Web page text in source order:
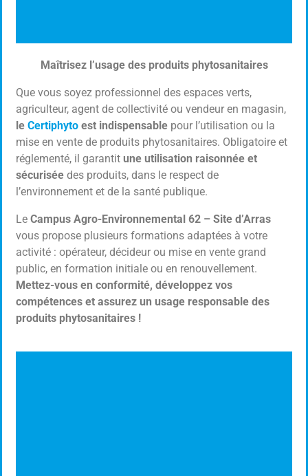
Certiphyto
Utilisation des produits Phytosanitaires
Cliquer ici
Maîtrisez l’usage des produits phytosanitaires
Que vous soyez professionnel des espaces verts,
agriculteur, agent de collectivité ou vendeur en magasin,
le Certiphyto est indispensable pour l’utilisation ou la
mise en vente de produits phytosanitaires. Obligatoire et
réglementé, il garantit une utilisation raisonnée et
sécurisée des produits, dans le respect de
l’environnement et de la santé publique.
Le Campus Agro-Environnemental 62 – Site d’Arras
vous propose plusieurs formations adaptées à votre
activité : opérateur, décideur ou mise en vente grand
public, en formation initiale ou en renouvellement.
Mettez-vous en conformité, développez vos
compétences et assurez un usage responsable des
produits phytosanitaires !